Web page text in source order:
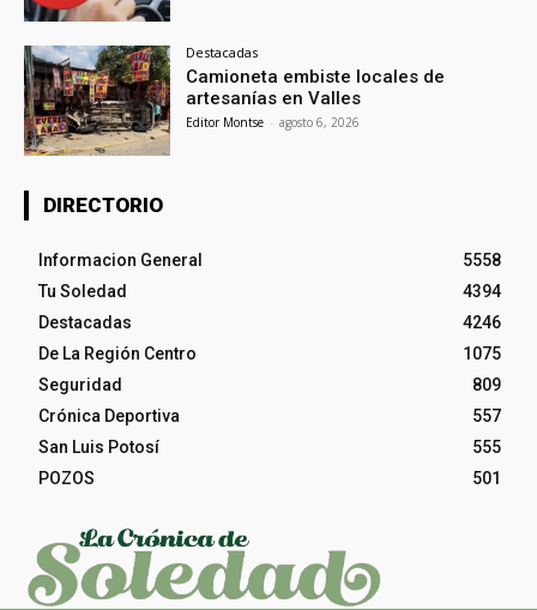
Destacadas
Camioneta embiste locales de
artesanías en Valles
Editor Montse - agosto 6, 2026
DIRECTORIO
Informacion General
5558
Tu Soledad
4394
Destacadas
4246
De La Región Centro
1075
Seguridad
809
Crónica Deportiva
557
San Luis Potosí
555
POZOS
501